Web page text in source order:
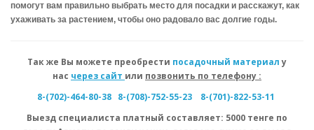
помогут вам правильно выбрать место для посадки и расскажут, как
ухаживать за растением, чтобы оно радовало вас долгие годы.
Так же Вы можете преобрести посадочный материалу
нас через сайт или позвонить по телефону :
8-(702)-464-80-38 8-(708)-752-55-23
8-(701)-822-53-11
Выезд специалиста платный составляет: 5000 тенге по